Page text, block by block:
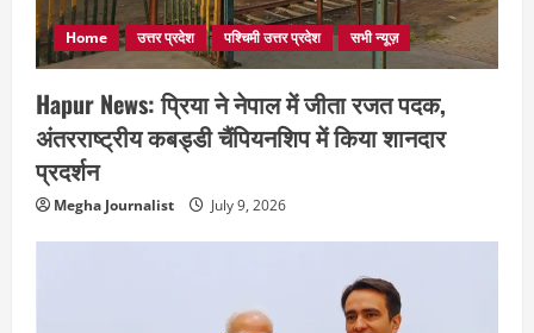
Home उत्तर प्रदेश पश्चिमी उत्तर प्रदेश सभी न्यूज़
Hapur News: प्रिया ने नेपाल में जीता रजत पदक,
अंतरराष्ट्रीय कबड्डी चैंपियनशिप में किया शानदार
प्रदर्शन
Megha Journalist July 9, 2026